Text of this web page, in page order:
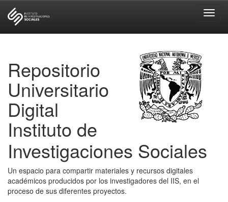
Repositorio
Universitario
Digital
Instituto de
Investigaciones Sociales
Un espacio para compartir materiales y recursos digitales
académicos producidos por los investigadores del IIS, en el
proceso de sus diferentes proyectos.